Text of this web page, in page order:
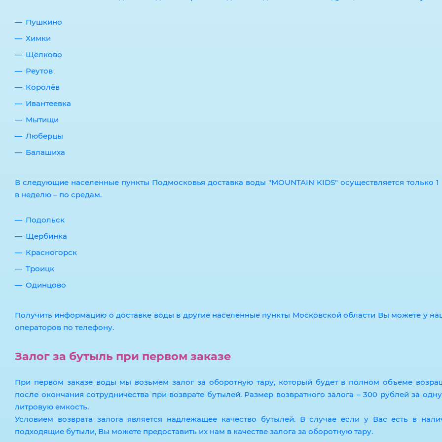
Пушкино
Химки
Щёлково
Реутов
Королёв
Ивантеевка
Мытищи
Люберцы
Балашиха
В следующие населенные пункты Подмосковья доставка воды "MOUNTAIN KIDS" осуществляется только 1
в неделю – по средам.
Подольск
Щербинка
Красногорск
Троицк
Одинцово
Получить информацию о доставке воды в другие населенные пункты Московской области Вы можете у
операторов по телефону.
Залог за бутыль при первом заказе
При первом заказе воды мы возьмем залог за оборотную тару, который будет в полном объеме
после окончания сотрудничества при возврате бутылей. Размер возвратного залога – 300 рублей за
литровую емкость.
Условием возврата залога является надлежащее качество бутылей. В случае если у Вас есть в
подходящие бутыли, Вы можете предоставить их нам в качестве залога за оборотную тару.